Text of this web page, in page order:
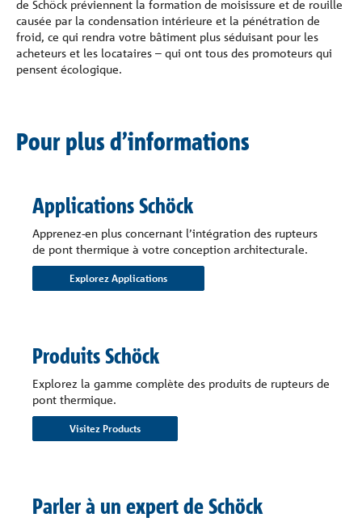
de Schöck préviennent la formation de moisissure et de rouille
causée par la condensation intérieure et la pénétration de
froid, ce qui rendra votre bâtiment plus séduisant pour les
acheteurs et les locataires – qui ont tous des promoteurs qui
pensent écologique.
Pour plus d’informations
Applications Schöck
Apprenez-en plus concernant l’intégration des rupteurs
de pont thermique à votre conception architecturale.
Explorez Applications
Produits Schöck
Explorez la gamme complète des produits de rupteurs de
pont thermique.
Visitez Products
Parler à un expert de Schöck